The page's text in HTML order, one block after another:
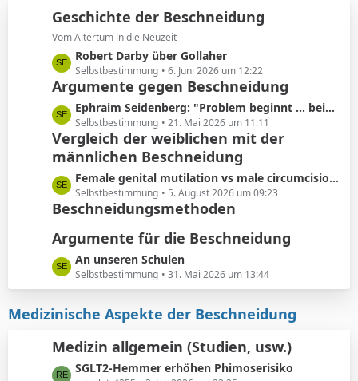
e
i
t
r
ä
g
e
Geschichte der Beschneidung
Vom Altertum in die Neuzeit
L
e
t
z
t
e
B
e
i
r
ä
g
e
Robert Darby über Gollaher
Selbstbestimmung 6. Juni 2026 um 12:22
Argumente gegen Beschneidung
L
e
t
z
e
B
e
i
r
e
Ephraim Seidenberg: "Problem beginnt ... beim Abschneiden der Vorhaut"
Selbstbestimmung 21. Mai 2026 um 11:11
Vergleich der weiblichen mit der
männlichen Beschneidung
L
e
t
t
e
B
e
i
t
ä
g
Female genital mutilation vs male circumcision: Understanding the differences
Selbstbestimmung 5. August 2026 um 09:23
Beschneidungsmethoden
Argumente für die Beschneidung
L
e
t
z
t
e
B
e
An unseren Schulen
Selbstbestimmung 31. Mai 2026 um 13:44
Medizinische Aspekte der Beschneidung
Medizin allgemein (Studien, usw.)
L
SGLT2-Hemmer erhöhen Phimoserisiko